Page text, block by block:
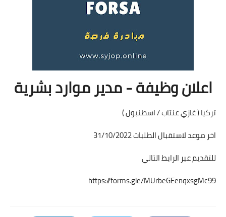
اعلان وظيفة - مدير موارد بشرية
تركيا ( غازي عنتاب / اسطنبول )
اخر موعد لاستقبال الطلبات 31/10/2022
للتقديم عبر الرابط التالي
https://forms.gle/MUrbeGEenqxsgMc99